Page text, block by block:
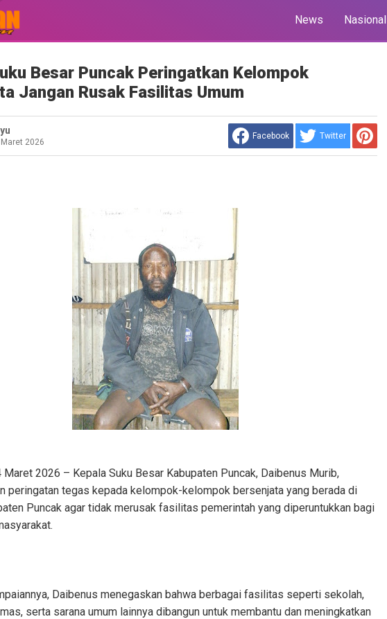
News Nasional
Besar Puncak Peringatkan Kelompok
Jangan Rusak Fasilitas Umum
Maret 2026
Facebook Twitter
Maret 2026 – Kepala Suku Besar Kabupaten Puncak, Daibenus Murib,
peringatan tegas kepada kelompok-kelompok bersenjata yang berada di
Puncak agar tidak merusak fasilitas pemerintah yang diperuntukkan bagi
Daibenus menegaskan bahwa berbagai fasilitas seperti sekolah,
serta sarana umum lainnya dibangun untuk membantu dan meningkatkan